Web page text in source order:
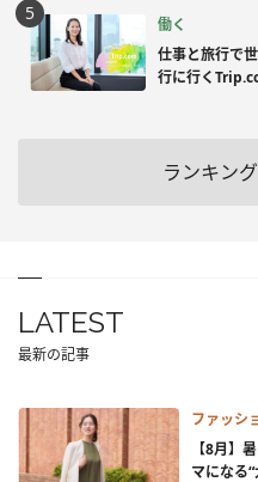
働く
仕事と旅行で
行に行く
ランキン
LATEST
最新の記事
ファッシ
【8月】
マになる